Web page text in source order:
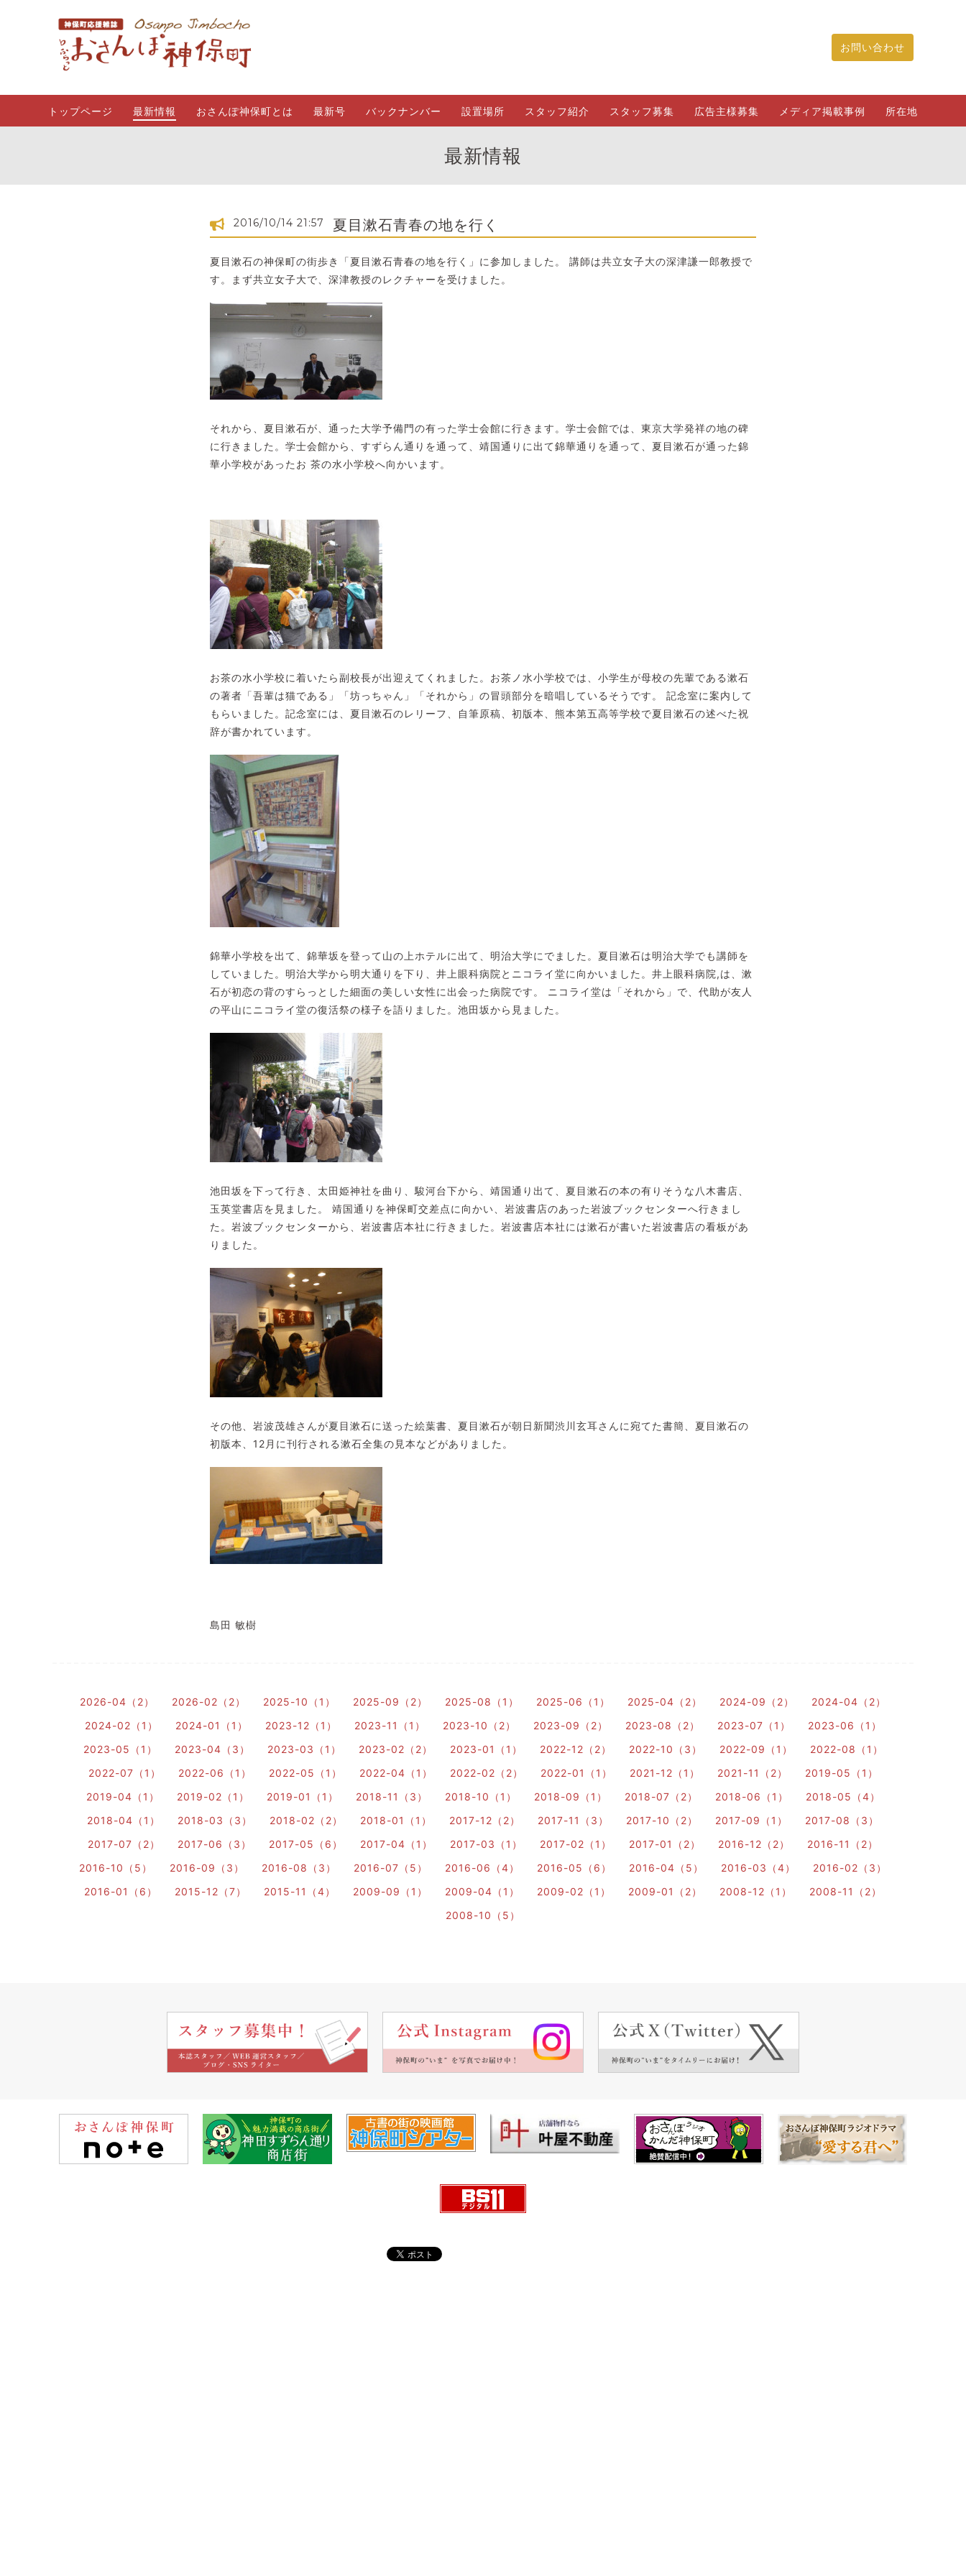
お問い合わせ
トップページ 最新情報 おさんぽ神保町とは 最新号 バックナンバー 設置場所 スタッフ紹介 スタッフ募集 広告主様募集 メディア掲載事例 所在地
最新情報
2016/10/14 21:57 夏目漱石青春の地を行く
夏目漱石の神保町の街歩き「夏目漱石青春の地を行く」に参加しました。 講師は共立女子大の深津謙一郎教授で
す。まず共立女子大で、深津教授のレクチャーを受けました。
それから、夏目漱石が、通った大学予備門の有った学士会館に行きます。学士会館では、東京大学発祥の地の碑
に行きました。学士会館から、すずらん通りを通って、靖国通りに出て錦華通りを通って、夏目漱石が通った錦
華小学校があったお 茶の水小学校へ向かいます。
お茶の水小学校に着いたら副校長が出迎えてくれました。お茶ノ水小学校では、小学生が母校の先輩である漱石
の著者「吾輩は猫である」「坊っちゃん」「それから」の冒頭部分を暗唱しているそうです。 記念室に案内して
もらいました。記念室には、夏目漱石のレリーフ、自筆原稿、初版本、熊本第五高等学校で夏目漱石の述べた祝
辞が書かれています。
錦華小学校を出て、錦華坂を登って山の上ホテルに出て、明治大学にでました。夏目漱石は明治大学でも講師を
していました。明治大学から明大通りを下り、井上眼科病院とニコライ堂に向かいました。井上眼科病院,は、漱
石が初恋の背のすらっとした細面の美しい女性に出会った病院です。 ニコライ堂は「それから」で、代助が友人
の平山にニコライ堂の復活祭の様子を語りました。池田坂から見ました。
池田坂を下って行き、太田姫神社を曲り、駿河台下から、靖国通り出て、夏目漱石の本の有りそうな八木書店、
玉英堂書店を見ました。 靖国通りを神保町交差点に向かい、岩波書店のあった岩波ブックセンターへ行きまし
た。岩波ブックセンターから、岩波書店本社に行きました。岩波書店本社には漱石が書いた岩波書店の看板があ
りました。
その他、岩波茂雄さんが夏目漱石に送った絵葉書、夏目漱石が朝日新聞渋川玄耳さんに宛てた書簡、夏目漱石の
初版本、12月に刊行される漱石全集の見本などがありました。
島田 敏樹
2026-04（2） 2026-02（2） 2025-10（1） 2025-09（2） 2025-08（1） 2025-06（1） 2025-04（2） 2024-09（2）
2024-04（2）
2024-02（1）
2024-01（1） 2023-12（1） 2023-11（1） 2023-10（2） 2023-09（2） 2023-08（2） 2023-07（1）
2023-06（1）
2023-05（1）
2023-04（3） 2023-03（1） 2023-02（2） 2023-01（1） 2022-12（2） 2022-10（3） 2022-09（1）
2022-08（1）
2022-07（1）
2022-06（1） 2022-05（1） 2022-04（1） 2022-02（2） 2022-01（1） 2021-12（1） 2021-11（2）
2019-05（1）
2019-04（1）
2019-02（1） 2019-01（1） 2018-11（3） 2018-10（1） 2018-09（1） 2018-07（2） 2018-06（1）
2018-05（4）
2018-04（1）
2018-03（3） 2018-02（2） 2018-01（1） 2017-12（2） 2017-11（3） 2017-10（2） 2017-09（1）
2017-08（3）
2017-07（2）
2017-06（3） 2017-05（6） 2017-04（1） 2017-03（1） 2017-02（1） 2017-01（2） 2016-12（2）
2016-11（2）
2016-10（5）
2016-09（3） 2016-08（3） 2016-07（5） 2016-06（4） 2016-05（6） 2016-04（5） 2016-03（4）
2016-02（3）
2016-01（6）
2015-12（7） 2015-11（4） 2009-09（1） 2009-04（1） 2009-02（1） 2009-01（2） 2008-12（1）
2008-11（2）
2008-10（5）